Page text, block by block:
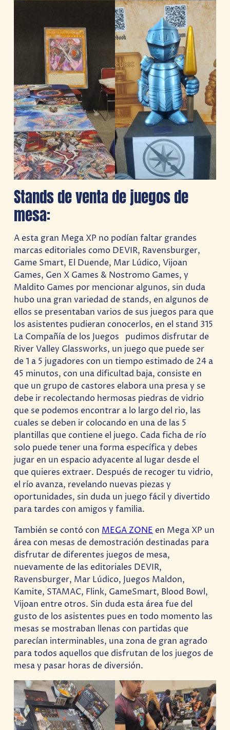
Stands de venta de juegos de
mesa:
A esta gran Mega XP no podían faltar grandes
marcas editoriales como DEVIR, Ravensburger,
Game Smart, El Duende, Mar Lúdico, Vijoan
Games, Gen X Games & Nostromo Games, y
Maldito Games por mencionar algunos, sin duda
hubo una gran variedad de stands, en algunos de
ellos se presentaban varios de sus juegos para que
los asistentes pudieran conocerlos, en el stand 315
La Compañía de los Juegos pudimos disfrutar de
River Valley Glassworks, un juego que puede ser
de 1 a 5 jugadores con un tiempo estimado de 24 a
45 minutos, con una dificultad baja, consiste en
que un grupo de castores elabora una presa y se
debe ir recolectando hermosas piedras de vidrio
que se podemos encontrar a lo largo del rio, las
cuales se deben ir colocando en una de las 5
plantillas que contiene el juego. Cada ficha de río
solo puede tener una forma específica y debes
jugar en un espacio adyacente al lugar desde el
que quieres extraer. Después de recoger tu vidrio,
el río avanza, revelando nuevas piezas y
oportunidades, sin duda un juego fácil y divertido
para tardes con amigos y familia.
También se contó con MEGA ZONE en Mega XP un
área con mesas de demostración destinadas para
disfrutar de diferentes juegos de mesa,
nuevamente de las editoriales DEVIR,
Ravensburger, Mar Lúdico, Juegos Maldon,
Kamite, STAMAC, Flink, GameSmart, Blood Bowl,
Vijoan entre otros. Sin duda esta área fue del
gusto de los asistentes pues en todo momento las
mesas se mostraban llenas con partidas que
parecían interminables, una zona de gran agrado
para todos aquellos que disfrutan de los juegos de
mesa y pasar horas de diversión.